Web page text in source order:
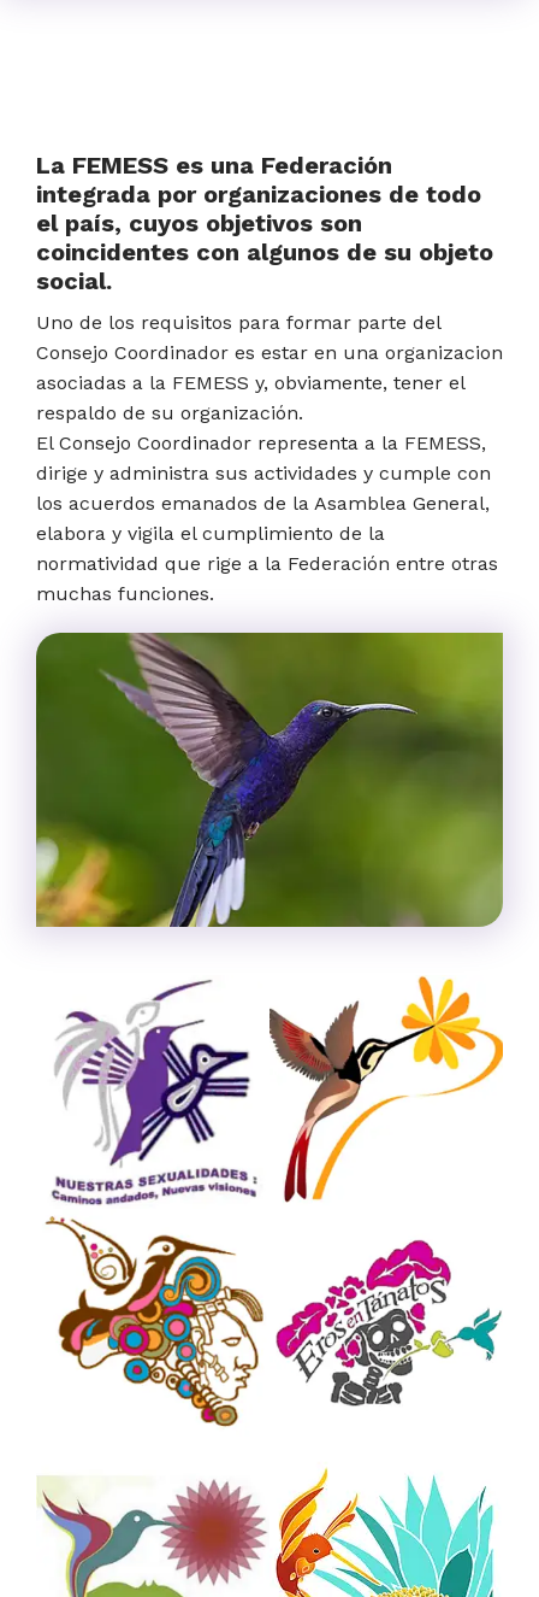
La FEMESS es una Federación
integrada por organizaciones de todo
el país, cuyos objetivos son
coincidentes con algunos de su objeto
social.
Uno de los requisitos para formar parte del
Consejo Coordinador es estar en una organizacion
asociadas a la FEMESS y, obviamente, tener el
respaldo de su organización.
El Consejo Coordinador representa a la FEMESS,
dirige y administra sus actividades y cumple con
los acuerdos emanados de la Asamblea General,
elabora y vigila el cumplimiento de la
normatividad que rige a la Federación entre otras
muchas funciones.